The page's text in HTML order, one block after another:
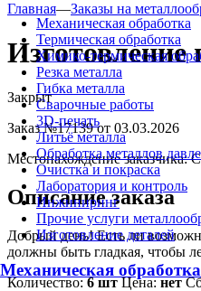
Механическая обработка
Термическая обработка
Химико-термическая
Резка металла
Гибка металла
Сварочные работы
3D-печать
Литьё металла
Обработка металлов
Очистка и покраска
Лаборатория и контроль
Инжиниринг
Прочие услуги
Изготовление деталей
Механическая обработка
Главная—Заказы на
Изготовление
Закрыт
Заказ №17139 от 03.03.2026
Местонахождение заказчика:
Описание заказа
Добрый день! Есть ли
должны быть гладкая, чтобы
Количество:6 шт Цена:нет